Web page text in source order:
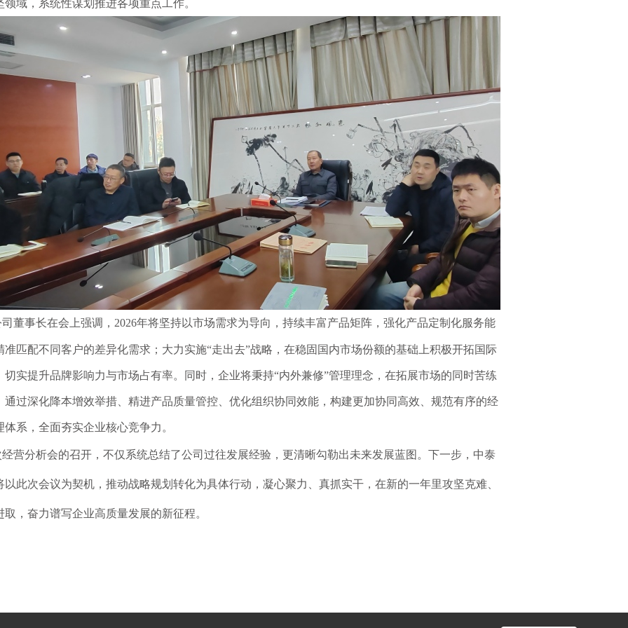
领域，系统性谋划推进各项重点工作。
司董事长在会上强调，2026年将坚持以市场需求为导向，持续丰富产品矩阵，强化产品定制化服务能
准匹配不同客户的差异化需求；大力实施“走出去”战略，在稳固国内市场份额的基础上积极开拓国际
切实提升品牌影响力与市场占有率。同时，企业将秉持“内外兼修”管理理念，在拓展市场的同时苦练
通过深化降本增效举措、精进产品质量管控、优化组织协同效能，构建更加协同高效、规范有序的经
体系，全面夯实企业核心竞争力。
营分析会的召开，不仅系统总结了公司过往发展经验，更清晰勾勒出未来发展蓝图。下一步，中泰
以此次会议为契机，推动战略规划转化为具体行动，凝心聚力、真抓实干，在新的一年里攻坚克难、
取，奋力谱写企业高质量发展的新征程。